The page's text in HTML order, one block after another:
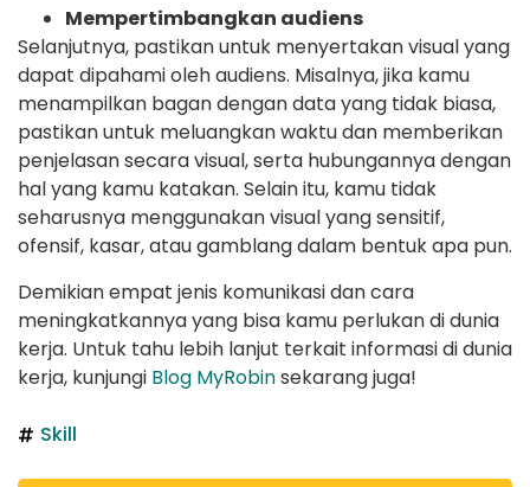
Mempertimbangkan audiens
Selanjutnya, pastikan untuk menyertakan visual yang
dapat dipahami oleh audiens. Misalnya, jika kamu
menampilkan bagan dengan data yang tidak biasa,
pastikan untuk meluangkan waktu dan memberikan
penjelasan secara visual, serta hubungannya dengan
hal yang kamu katakan. Selain itu, kamu tidak
seharusnya menggunakan visual yang sensitif,
ofensif, kasar, atau gamblang dalam bentuk apa pun.
Demikian empat jenis komunikasi dan cara
meningkatkannya yang bisa kamu perlukan di dunia
kerja. Untuk tahu lebih lanjut terkait informasi di dunia
kerja, kunjungi Blog MyRobinsekarang juga!
Skill